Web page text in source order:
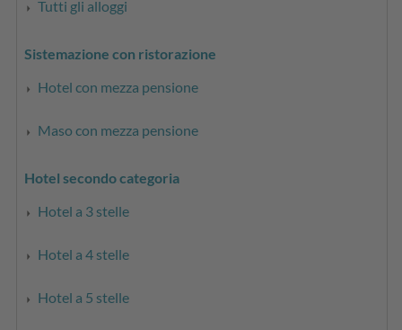
Tutti gli alloggi
Sistemazione con ristorazione
Hotel con mezza pensione
Maso con mezza pensione
Hotel secondo categoria
Hotel a 3 stelle
Hotel a 4 stelle
Hotel a 5 stelle